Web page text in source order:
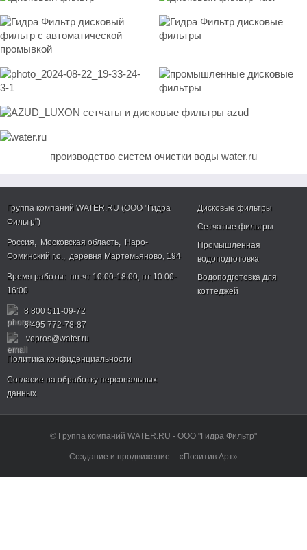
производство систем очистки воды water.ru
Группа компаний WATER.RU (ООО "Гидра
Фильтр")
Россия Московская область, Наро-
Фоминский г.о.
деревня Мартемьяново, 194
Время работы: пн-чт 10:00-18:00 пт 10:00-
16:00
8 800 511-09-72
8 495 772-78-87
vopros@water.ru
Политика конфиденциальности
Согласие на обработку персональных
данных
Дисковые фильтры
Сетчатые фильтры
Промышленная
водоподготовка
Водоподготовка для
коттеджей
© Группа компаний WATER.RU - ООО "Гидра Фильтр"
Создание и продвижение – «Позитив Арт»